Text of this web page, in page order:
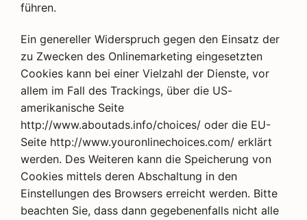
führen.
Ein genereller Widerspruch gegen den Einsatz der
zu Zwecken des Onlinemarketing eingesetzten
Cookies kann bei einer Vielzahl der Dienste, vor
allem im Fall des Trackings, über die US-
amerikanische Seite
http://www.aboutads.info/choices/ oder die EU-
Seite http://www.youronlinechoices.com/ erklärt
werden. Des Weiteren kann die Speicherung von
Cookies mittels deren Abschaltung in den
Einstellungen des Browsers erreicht werden. Bitte
beachten Sie, dass dann gegebenenfalls nicht alle